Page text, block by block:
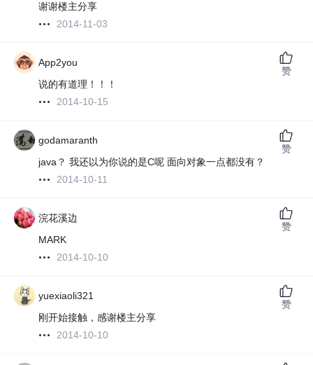
谢谢楼主分享
2014-11-03
App2you
说的有道理！！！
2014-10-15
赞
godamaranth
java？ 我还以为你说的是C呢 面向对象一点都没有？
2014-10-11
赞
浣花溪边
MARK
2014-10-10
赞
yuexiaoli321
刚开始接触，感谢楼主分享
2014-10-10
赞